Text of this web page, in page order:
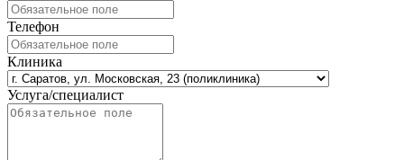
Телефон
Клиника
Услуга/специалист